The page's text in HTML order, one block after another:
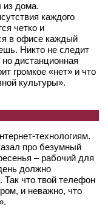
из дома.
каждого
четко и
в офисе каждый
Никто не следит
дистанционная
громкое «нет» и что
культуры».
технологиям.
про безумный
– рабочий для
должно
Так что твой телефон
и неважно, что